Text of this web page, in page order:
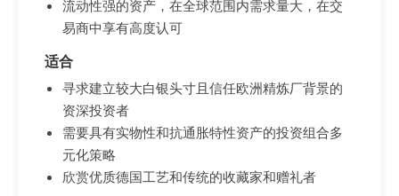
流动性强的资产，在全球范围内需求量大，在交
易商中享有高度认可
适合
寻求建立较大白银头寸且信任欧洲精炼厂背景的
资深投资者
需要具有实物性和抗通胀特性资产的投资组合多
元化策略
欣赏优质德国工艺和传统的收藏家和赠礼者